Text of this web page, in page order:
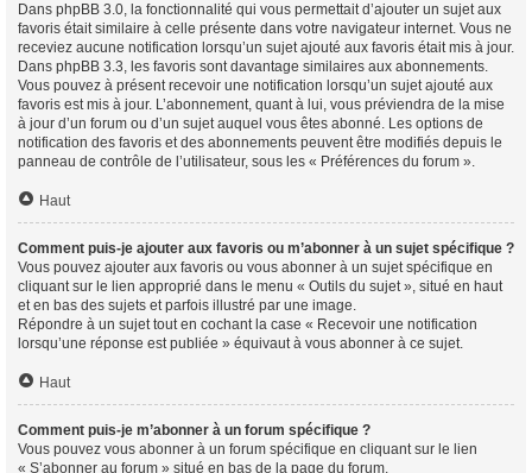
Dans phpBB 3.0, la fonctionnalité qui vous permettait d’ajouter un sujet aux
favoris était similaire à celle présente dans votre navigateur internet. Vous ne
receviez aucune notification lorsqu’un sujet ajouté aux favoris était mis à jour.
Dans phpBB 3.3, les favoris sont davantage similaires aux abonnements.
Vous pouvez à présent recevoir une notification lorsqu’un sujet ajouté aux
favoris est mis à jour. L’abonnement, quant à lui, vous préviendra de la mise
à jour d’un forum ou d’un sujet auquel vous êtes abonné. Les options de
notification des favoris et des abonnements peuvent être modifiés depuis le
panneau de contrôle de l’utilisateur, sous les « Préférences du forum ».
Haut
Comment puis-je ajouter aux favoris ou m’abonner à un sujet spécifique ?
Vous pouvez ajouter aux favoris ou vous abonner à un sujet spécifique en
cliquant sur le lien approprié dans le menu « Outils du sujet », situé en haut
et en bas des sujets et parfois illustré par une image.
Répondre à un sujet tout en cochant la case « Recevoir une notification
lorsqu’une réponse est publiée » équivaut à vous abonner à ce sujet.
Haut
Comment puis-je m’abonner à un forum spécifique ?
Vous pouvez vous abonner à un forum spécifique en cliquant sur le lien
« S’abonner au forum » situé en bas de la page du forum.